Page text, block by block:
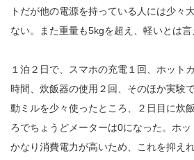
トだが他の電源を持っている人には少々
ない。また重量も5kgを超え、軽いとは言
１泊２日で、スマホの充電１回、ホット
時間、炊飯器の使用２回、そのほか実験
動ミルを少々使ったところ、２日目に炊
ろでちょうどメーターは0になった。ホ
かなり消費電力が高いため、これを抑え